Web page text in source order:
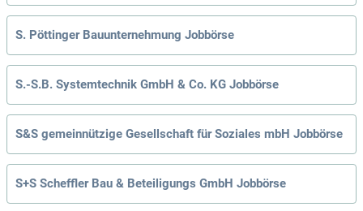
S. Pöttinger Bauunternehmung Jobbörse
S.-S.B. Systemtechnik GmbH & Co. KG Jobbörse
S&S gemeinnützige Gesellschaft für Soziales mbH Jobbörse
S+S Scheffler Bau & Beteiligungs GmbH Jobbörse